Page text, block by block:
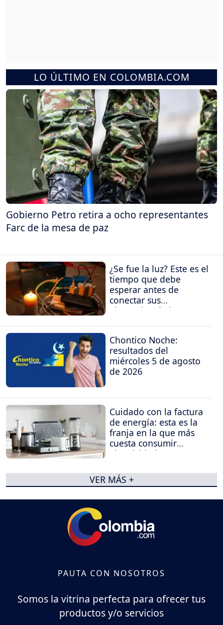
LO ÚLTIMO EN COLOMBIA.COM
Gobierno Petro retira a ocho representantes
Farc de la mesa de paz
¿Se fue la luz? Este es el
tiempo que debe
esperar antes de
conectar sus
electrodomésticos
Chontico Noche:
resultados del
miércoles 5 de agosto
de 2026
Cuidado con la factura
de energía: esta es la
franja en la que más
cuesta consumir
electricidad
VER MÁS +
PAUTA CON NOSOTROS
Somos la vitrina perfecta para ofrecer tus
productos y/o servicios